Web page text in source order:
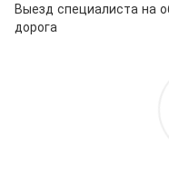
Выезд специалиста на
дорога